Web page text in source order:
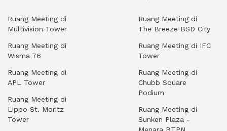
Ruang Meeting di
Multivision Tower
Ruang Meeting di
Wisma 76
Ruang Meeting di
APL Tower
Ruang Meeting di
Lippo St. Moritz
Tower
Ruang Meeting di
The Breeze BSD City
Ruang Meeting di IFC
Tower
Ruang Meeting di
Chubb Square
Podium
Ruang Meeting di
Sunken Plaza -